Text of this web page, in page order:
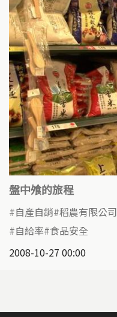
盤中飧的旅程
自產自銷 稻農有限公司
自給率 食品安全
2008-10-27 00:00